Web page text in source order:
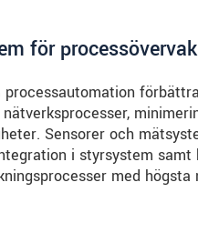
för
processautomation
Sensorer och
i styrsystem
med högsta